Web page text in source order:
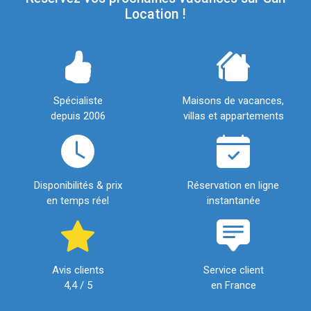
Location !
Spécialiste
depuis 2006
Maisons de vacances,
villas et appartements
Disponibilités & prix
en temps réel
Réservation en ligne
instantanée
Avis clients
4,4 / 5
Service client
en France